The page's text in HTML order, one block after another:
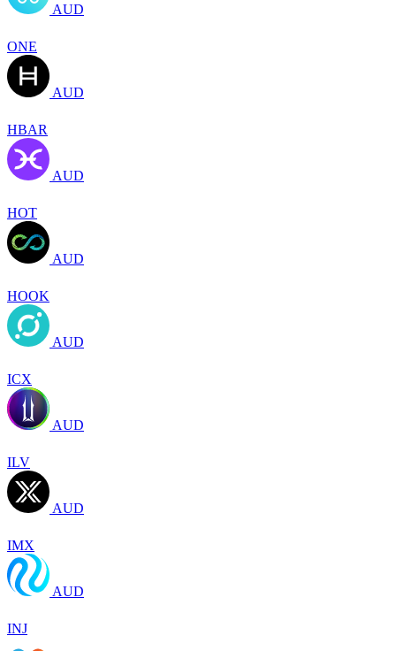
AUD
ONE
AUD
HBAR
AUD
HOT
AUD
HOOK
AUD
ICX
AUD
ILV
AUD
IMX
AUD
INJ